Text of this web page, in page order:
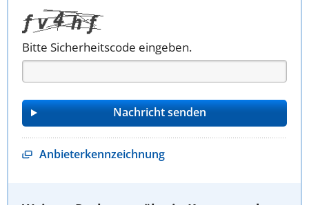
Bitte Sicherheitscode eingeben.
Anbieterkennzeichnung